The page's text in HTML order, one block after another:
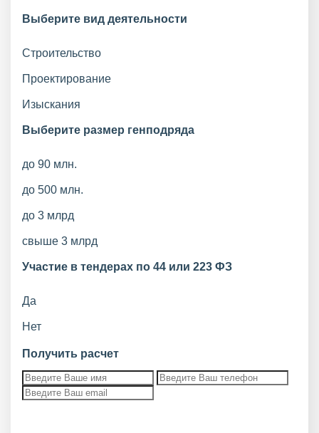
Выберите вид деятельности
Строительство
Проектирование
Изыскания
Выберите размер генподряда
до 90 млн.
до 500 млн.
до 3 млрд
свыше 3 млрд
Участие в тендерах по 44 или 223 ФЗ
Да
Нет
Получить расчет